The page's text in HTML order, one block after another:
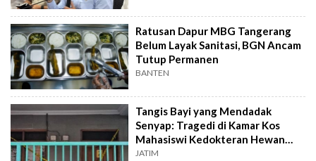
Ratusan Dapur MBG Tangerang
Belum Layak Sanitasi, BGN Ancam
Tutup Permanen
BANTEN
Tangis Bayi yang Mendadak
Senyap: Tragedi di Kamar Kos
Mahasiswi Kedokteran Hewan
Surabaya
JATIM